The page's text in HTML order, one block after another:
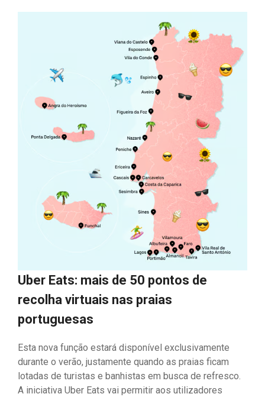
Uber Eats: mais de 50 pontos de
recolha virtuais nas praias
portuguesas
Esta nova função estará disponível exclusivamente
durante o verão, justamente quando as praias ficam
lotadas de turistas e banhistas em busca de refresco.
A iniciativa Uber Eats vai permitir aos utilizadores